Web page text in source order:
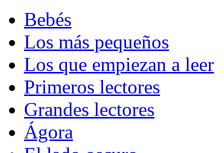
Bebés
Los más pequeños
Los que empiezan a leer
Primeros lectores
Grandes lectores
Ágora